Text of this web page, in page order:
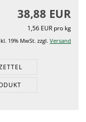
38,88 EUR
1,56 EUR pro kg
19% MwSt. zzgl. Versand